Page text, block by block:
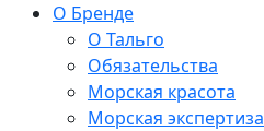
О Бренде
О Тальго
Обязательства
Морская красота
Морская экспертиза